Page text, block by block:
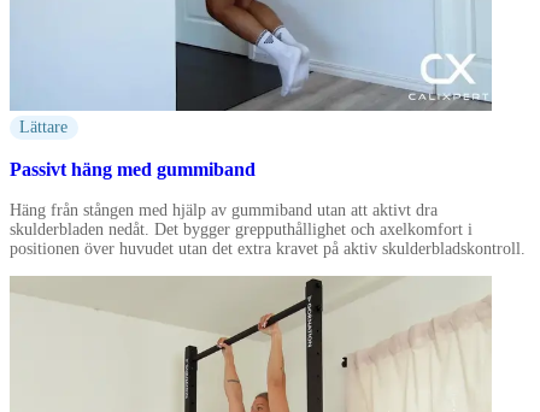
Lättare
Passivt häng med gummiband
Häng från stången med hjälp av gummiband utan att aktivt dra
skulderbladen nedåt. Det bygger grepputhållighet och axelkomfort i
positionen över huvudet utan det extra kravet på aktiv skulderbladskontroll.